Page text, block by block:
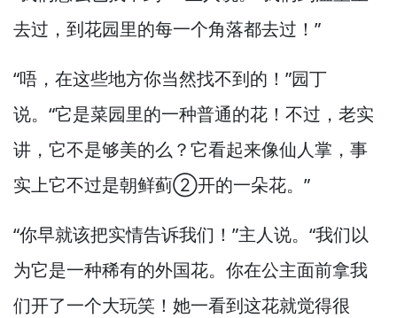
去过， 到花园里的每一个角落都去过！”
“唔， 在这些地方你当然找不到的！”园丁
说。 “它是菜园里的一种普通的花！ 不过， 老实
讲， 它不是够美的么？它看起来像仙人掌， 事
实上它不过是朝鲜蓟②开的一朵花。”
“你早就该把实情告诉我们！”主人说。 “我们以
为它是一种稀有的外国花。 你在公主面前拿我
们开了一个大玩笑！ 她一看到这花就觉得很